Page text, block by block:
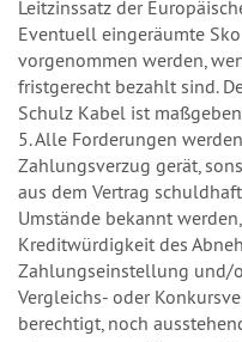
Leitzinssatz der
Eventuell eingeräumte
vorgenommen werden,
fristgerecht bezahlt sind.
Schulz Kabel ist
5. Alle Forderungen
Zahlungsverzug gerät,
aus dem Vertrag
Umstände bekannt
Kreditwürdigkeit des
Zahlungseinstellung und/
Vergleichs- oder
berechtigt, noch